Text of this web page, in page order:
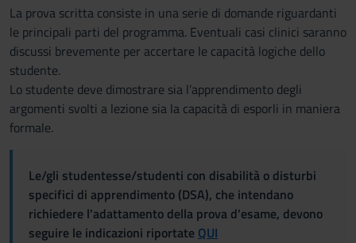
La prova scritta consiste in una serie di domande riguardanti
le principali parti del programma. Eventuali casi clinici saranno
discussi brevemente per accertare le capacità logiche dello
studente.
Lo studente deve dimostrare sia l’apprendimento degli
argomenti svolti a lezione sia la capacità di esporli in maniera
formale.
Le/gli studentesse/studenti con disabilità o disturbi
specifici di apprendimento (DSA), che intendano
richiedere l'adattamento della prova d'esame, devono
seguire le indicazioni riportate QUI